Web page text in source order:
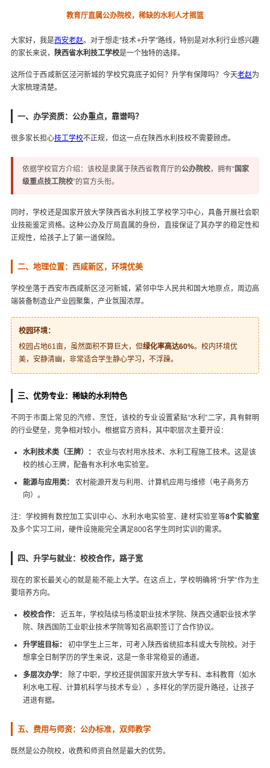
教育厅直属公办院校，稀缺的水利人才摇篮
大家好，我是西安老赵。对于想走“技术+升学”路线，特别是对水利行业感兴趣
的家长来说，
陕西省水利技工学校是一个独特的选择。
这所位于西咸新区泾河新城的学校究竟底子如何？升学有保障吗？今天老赵为
大家梳理清楚。
一、办学资质：公办重点，靠谱吗？
很多家长担心技工学校不正规，但这一点在陕西水利技校不需要顾虑。
依据学校官方介绍：该校是隶属于陕西省教育厅的公办院校，拥有“国家
级重点技工院校”的官方头衔。
同时，学校还是国家开放大学陕西省水利技工学校学习中心，具备开展社会职
业技能鉴定资格。这种公办及厅局直属的身份，直接保证了其办学的稳定性和
正规性，给孩子上了第一道保险。
二、地理位置：西咸新区，环境优美
学校坐落于西安市西咸新区泾河新城，紧邻中华人民共和国大地原点，周边高
端装备制造业产业园聚集，产业氛围浓厚。
校园环境：
校园占地61亩，虽然面积不算巨大，但绿化率高达60%。校内环境优
美，安静清幽，非常适合学生静心学习，不浮躁。
三、优势专业：稀缺的水利特色
不同于市面上常见的汽修、烹饪，该校的专业设置紧贴“水利”二字，具有鲜明
的行业壁垒，竞争相对较小。根据官方资料，其中职层次主要开设：
水利技术类（王牌）：
农业与农村用水技术、水利工程施工技术。这是该
校的核心王牌，配备有水利水电实验室。
能源与应用类：
农村能源开发与利用、计算机应用与维修（电子商务方
向）。
注：学校拥有数控加工实训中心、水利水电实验室、建材实验室等8个实验室
及多个实习工间，硬件设施能完全满足800名学生同时实训的需求。
四、升学与就业：校校合作，路子宽
现在的家长最关心的就是能不能上大学。在这点上，学校明确将“升学”作为主
要培养方向。
校校合作：
近五年，学校陆续与杨凌职业技术学院、陕西交通职业技术学
院、陕西国防工业职业技术学院等知名高职签订了合作协议。
升学班目标：
初中学生上三年，可考入陕西省统招本科或大专院校。对于
想拿全日制学历的学生来说，这是一条非常稳妥的通道。
多层次办学：
除了中职，学校还提供国家开放大学专科、本科教育（如水
利水电工程、计算机科学与技术专业），多样化的学历提升路径，让孩子
进退有据。
五、费用与师资：公办标准，双师教学
既然是公办院校，收费和师资自然是最大的优势。